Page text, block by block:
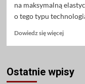
na maksymalną
o tego typu
Dowiedz się więcejDowiedz
Jak
najwięcej
Ostatnie wpisy